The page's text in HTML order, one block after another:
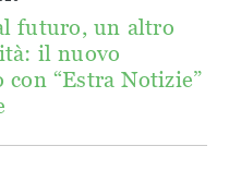
futuro, un altro
il nuovo
“Estra Notizie”